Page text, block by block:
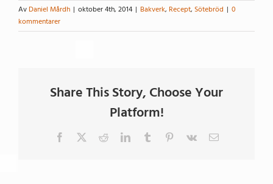
Av Daniel Mårdh | oktober 4th, 2014 | Bakverk, Recept, Sötebröd | 0
kommentarer
Share This Story, Choose Your
Platform!
Facebook RedditLinkedInTumblr Pinterest
Vk
E-